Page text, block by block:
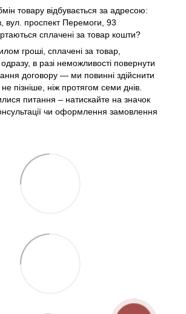
товару відбувається за адресою:
вул. проспект Перемоги, 93
сплачені за товар кошти?
гроші, сплачені за товар,
в разі неможливості повернути
договору — ми повинні здійснити
пізніше, ніж протягом семи днів.
питання – натискайте на значок
чи оформлення замовлення